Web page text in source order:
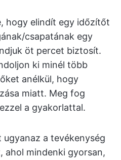
hogy elindít egy időzítőt
csapatának egy
öt percet biztosít.
ki minél több
anélkül, hogy
miatt. Meg fog
a gyakorlattal.
a tevékenység
ahol mindenki gyorsan,